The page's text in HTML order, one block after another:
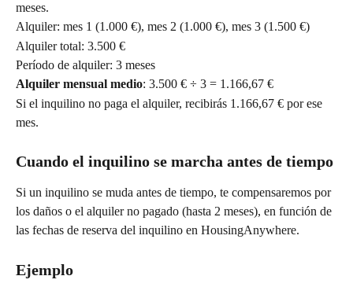
meses.
Alquiler: mes 1 (1.000 €), mes 2 (1.000 €), mes 3 (1.500 €)
Alquiler total: 3.500 €
Período de alquiler: 3 meses
Alquiler mensual medio: 3.500 € ÷ 3 = 1.166,67 €
Si el inquilino no paga el alquiler, recibirás 1.166,67 € por ese
mes.
Cuando el inquilino se marcha antes de tiempo
Si un inquilino se muda antes de tiempo, te compensaremos por
los daños o el alquiler no pagado (hasta 2 meses), en función de
las fechas de reserva del inquilino en HousingAnywhere.
Ejemplo